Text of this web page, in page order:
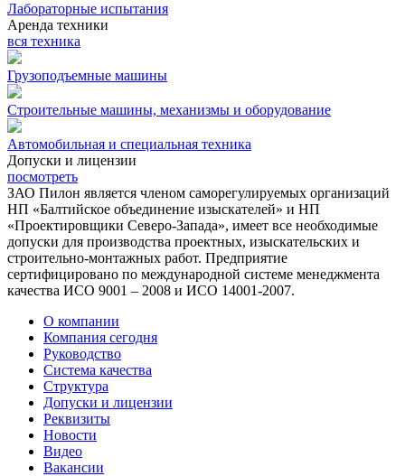
Лабораторные испытания
Аренда техники
вся техника
Грузоподъемные машины
Строительные машины, механизмы и оборудование
Автомобильная и специальная техника
Допуски и лицензии
посмотреть
ЗАО Пилон является членом саморегулируемых организаций
НП «Балтийское объединение изыскателей» и НП
«Проектировщики Северо-Запада», имеет все необходимые
допуски для производства проектных, изыскательских и
строительно-монтажных работ. Предприятие
сертифицировано по международной системе менеджмента
качества ИСО 9001 – 2008 и ИСО 14001-2007.
О компании
Компания сегодня
Руководство
Система качества
Структура
Допуски и лицензии
Реквизиты
Новости
Видео
Вакансии